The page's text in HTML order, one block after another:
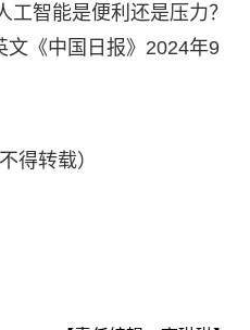
工智能是便利还是压力？
文《中国日报》2024年9
得转载）